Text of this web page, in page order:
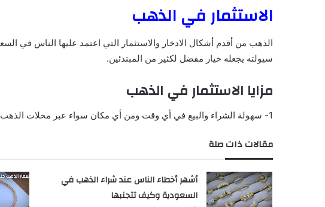
الاستثمار في الذهب
الذهب من أقدم أشكال الادخار والاستثمار التي اعتمد عليها الناس في
سيولته يجعله خيار مفضل لكثير من المبتدئين.
مزايا الاستثمار في الذهب
1- سهولة الشراء والبيع في أي وقت ومن أي مكان سواء عبر محلات الذهب أو التطبيقات أو البنوك
مقالات ذات صلة
أشهر أخطاء الناس عند شراء الذهب في
السعودية وكيف تتجنبها